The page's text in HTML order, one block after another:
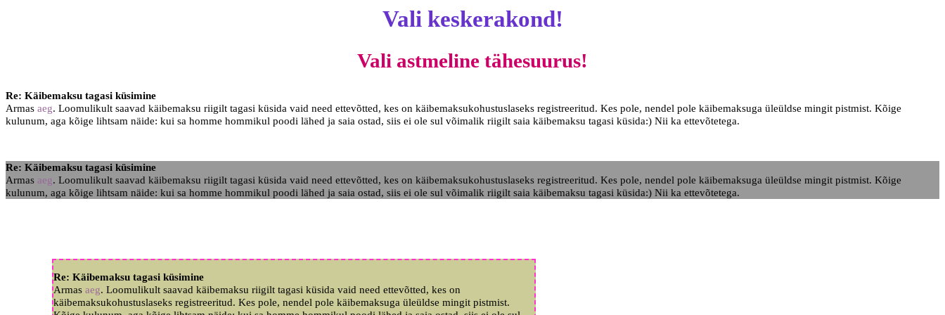
Vali keskerakond!
Vali astmeline tähesuurus!
Re: Käibemaksu tagasi küsimine
Armas aeg. Loomulikult saavad käibemaksu riigilt tagasi küsida vaid need ettevõtted, kes on käibemaksukohustuslaseks registreeritud. Kes pole, nendel pole käibemaksuga üleüldse mingit pistmist. Kõige
kulunum, aga kõige lihtsam näide: kui sa homme hommikul poodi lähed ja saia ostad, siis ei ole sul võimalik riigilt saia käibemaksu tagasi küsida:) Nii ka ettevõtetega.
Re: Käibemaksu tagasi küsimine
Armas aeg. Loomulikult saavad käibemaksu riigilt tagasi küsida vaid need ettevõtted, kes on käibemaksukohustuslaseks registreeritud. Kes pole, nendel pole käibemaksuga üleüldse mingit pistmist. Kõige
kulunum, aga kõige lihtsam näide: kui sa homme hommikul poodi lähed ja saia ostad, siis ei ole sul võimalik riigilt saia käibemaksu tagasi küsida:) Nii ka ettevõtetega.
Re: Käibemaksu tagasi küsimine
Armasaeg. Loomulikult saavad käibemaksu riigilt tagasi küsida vaid need ettevõtted, kes on
käibemaksukohustuslaseks registreeritud. Kes pole, nendel pole käibemaksuga üleüldse mingit pistmist.